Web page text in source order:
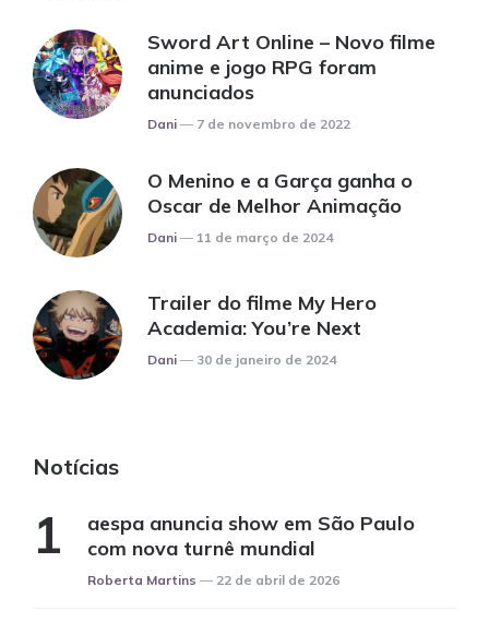
Sword Art Online – Novo filme
anime e jogo RPG foram
anunciados
Posted
Dani 7 de novembro de 2022
O Menino e a Garça ganha o
Oscar de Melhor Animação
Posted
Dani 11 de março de 2024
Trailer do filme My Hero
Academia: You’re Next
Posted
Dani 30 de janeiro de 2024
Notícias
aespa anuncia show em São Paulo
com nova turnê mundial
Posted
Roberta Martins 22 de abril de 2026